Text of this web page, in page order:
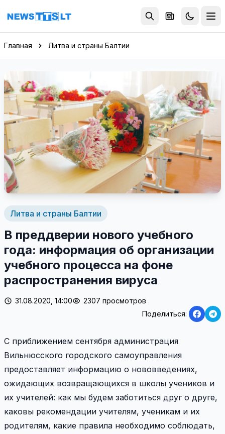
Перейти к содержимому
Главная Литва и страны Балтии
Литва и страны Балтии
В преддверии нового учебного
года: информация об организации
учебного процесса на фоне
распространения вируса
31.08.2020, 14:00
2307 просмотров
Поделиться:
С приближением сентября администрация
Вильнюсского городского самоуправления
предоставляет информацию о нововведениях,
ожидающих возвращающихся в школы учеников и
их учителей: как мы будем заботиться друг о друге,
каковы рекомендации учителям, ученикам и их
родителям, какие правила необходимо соблюдать,